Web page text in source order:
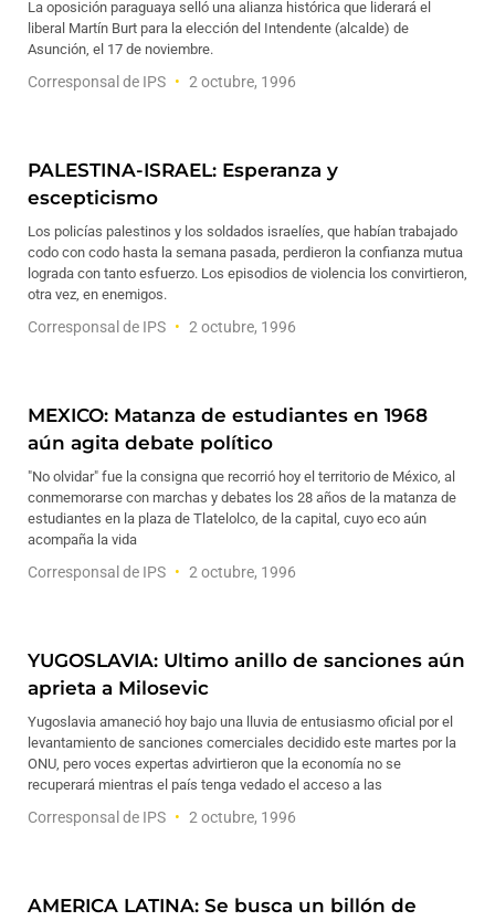
La oposición paraguaya selló una alianza histórica que liderará el
liberal Martín Burt para la elección del Intendente (alcalde) de
Asunción, el 17 de noviembre.
Corresponsal de IPS 2 octubre, 1996
PALESTINA-ISRAEL: Esperanza y
escepticismo
Los policías palestinos y los soldados israelíes, que habían trabajado
codo con codo hasta la semana pasada, perdieron la confianza mutua
lograda con tanto esfuerzo. Los episodios de violencia los convirtieron,
otra vez, en enemigos.
Corresponsal de IPS 2 octubre, 1996
MEXICO: Matanza de estudiantes en 1968
aún agita debate político
"No olvidar" fue la consigna que recorrió hoy el territorio de México, al
conmemorarse con marchas y debates los 28 años de la matanza de
estudiantes en la plaza de Tlatelolco, de la capital, cuyo eco aún
acompaña la vida
Corresponsal de IPS 2 octubre, 1996
YUGOSLAVIA: Ultimo anillo de sanciones aún
aprieta a Milosevic
Yugoslavia amaneció hoy bajo una lluvia de entusiasmo oficial por el
levantamiento de sanciones comerciales decidido este martes por la
ONU, pero voces expertas advirtieron que la economía no se
recuperará mientras el país tenga vedado el acceso a las
Corresponsal de IPS 2 octubre, 1996
AMERICA LATINA: Se busca un billón de